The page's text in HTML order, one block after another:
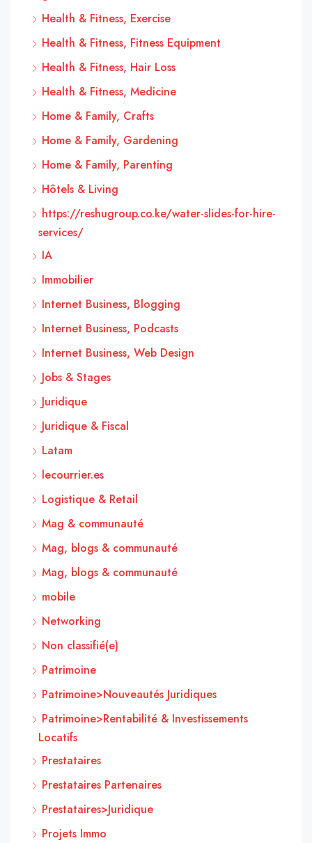
Health & Fitness, Exercise
Health & Fitness, Fitness Equipment
Health & Fitness, Hair Loss
Health & Fitness, Medicine
Home & Family, Crafts
Home & Family, Gardening
Home & Family, Parenting
Hôtels & Living
https://reshugroup.co.ke/water-slides-for-hire-
services/
IA
Immobilier
Internet Business, Blogging
Internet Business, Podcasts
Internet Business, Web Design
Jobs & Stages
Juridique
Juridique & Fiscal
Latam
lecourrier.es
Logistique & Retail
Mag & communauté
Mag, blogs & communauté
Mag, blogs & communauté
mobile
Networking
Non classifié(e)
Patrimoine
Patrimoine>Nouveautés Juridiques
Patrimoine>Rentabilité & Investissements
Locatifs
Prestataires
Prestataires Partenaires
Prestataires>Juridique
Projets Immo